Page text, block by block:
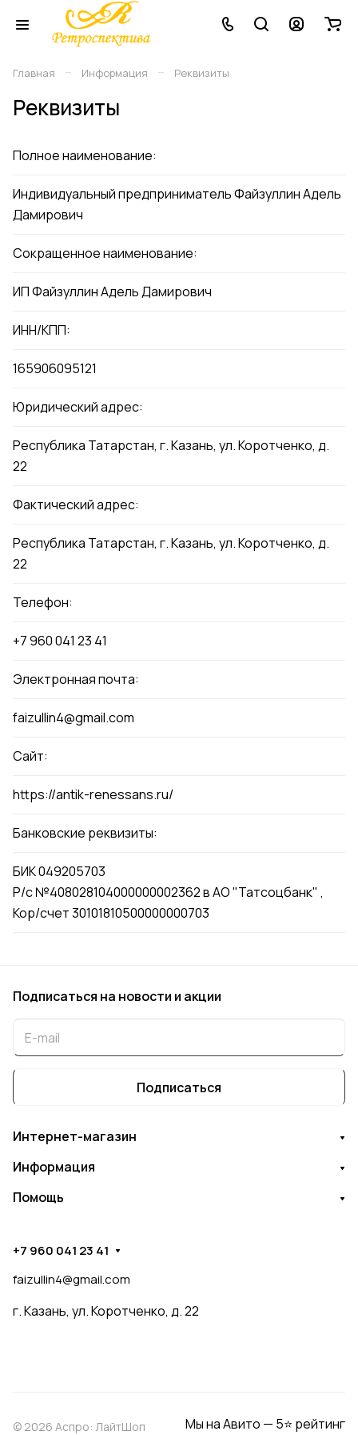
Главная – Информация – Реквизиты
Реквизиты
Полное наименование:
Индивидуальный предприниматель Файзуллин Адель
Дамирович
Сокращенное наименование:
ИП Файзуллин Адель Дамирович
ИНН/КПП:
165906095121
Юридический адрес:
Республика Татарстан, г. Казань, ул. Коротченко, д.
22
Фактический адрес:
Республика Татарстан, г. Казань, ул. Коротченко, д.
22
Телефон:
+7 960 041 23 41
Электронная почта:
faizullin4@gmail.com
Сайт:
https://antik-renessans.ru/
Банковские реквизиты:
БИК 049205703
Р/с №408028104000000002362 в АО "Татсоцбанк" ,
Кор/счет 30101810500000000703
Подписаться на новости и акции
Подписаться
Интернет-магазин
Информация
Помощь
+7 960 041 23 41
faizullin4@gmail.com
г. Казань, ул. Коротченко, д. 22
© 2026 Аспро: ЛайтШоп Мы на Авито — 5⭐ рейтинг